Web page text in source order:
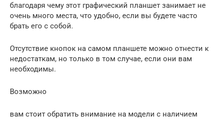
благодаря чему этот графический планшет занимает не
очень много места, что удобно, если вы будете часто
брать его с собой.
Отсутствие кнопок на самом планшете можно отнести к
недостаткам, но только в том случае, если они вам
необходимы.
Возможно
вам стоит обратить внимание на модели с наличием